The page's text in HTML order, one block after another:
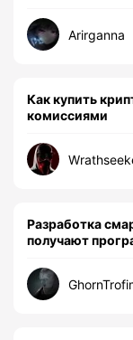
Arirganna
Как купить
комиссиями
Разработка
получают